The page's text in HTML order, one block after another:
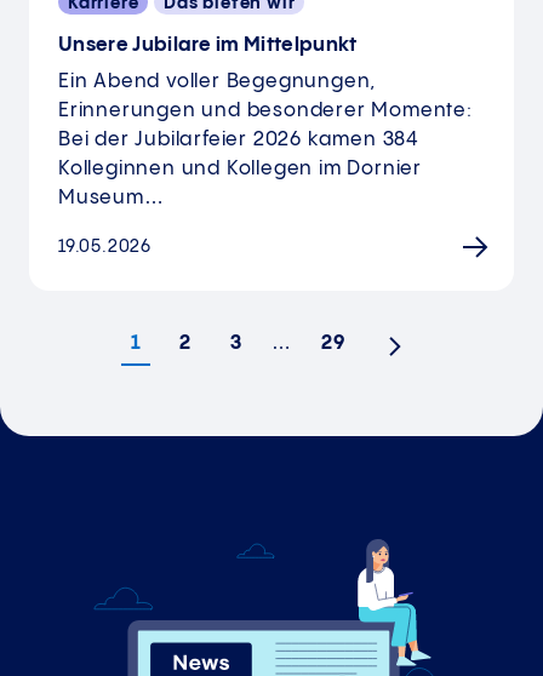
Karriere Das bieten wir
​​​​​​​Unsere Jubilare im Mittelpunkt
Ein Abend voller Begegnungen,
Erinnerungen und besonderer Momente:
Bei der Jubilarfeier 2026 kamen 384
Kolleginnen und Kollegen im Dornier
Museum…
19.05.2026
1 2 3 … 29 Nächste